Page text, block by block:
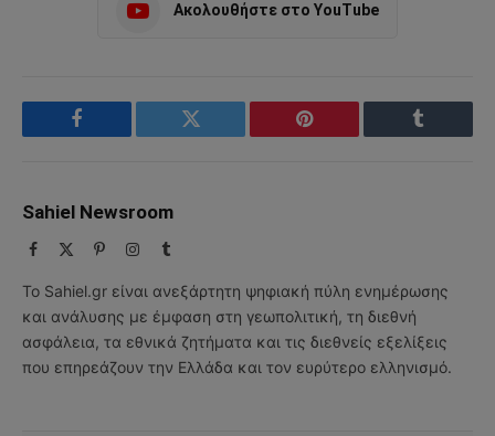
Ακολουθήστε στο YouTube
Facebook Twitter Pinterest Tumblr
Sahiel Newsroom
Facebook PinterestInstagram
Tumblr
Το Sahiel.gr είναι ανεξάρτητη ψηφιακή πύλη ενημέρωσης
και ανάλυσης με έμφαση στη γεωπολιτική, τη διεθνή
ασφάλεια, τα εθνικά ζητήματα και τις διεθνείς εξελίξεις
που επηρεάζουν την Ελλάδα και τον ευρύτερο ελληνισμό.